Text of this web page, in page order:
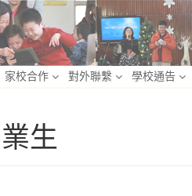
家校合作 對外聯繫 學校通告
生